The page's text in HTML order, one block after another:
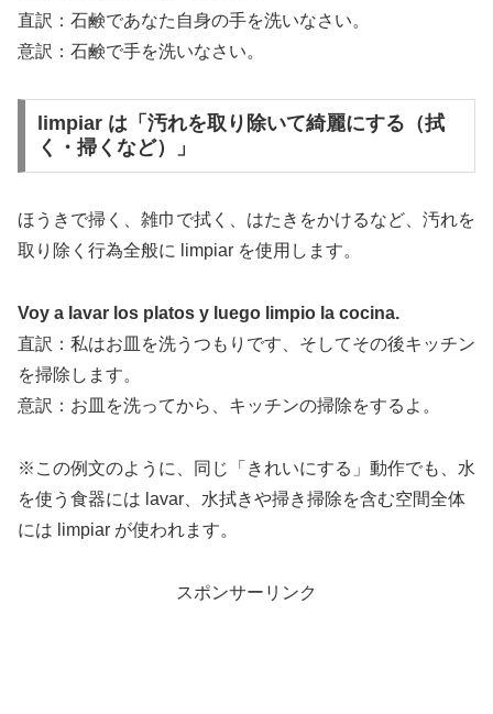
直訳：石鹸であなた自身の手を洗いなさい。
意訳：石鹸で手を洗いなさい。
limpiar は「汚れを取り除いて綺麗にする（拭
く・掃くなど）」
ほうきで掃く、雑巾で拭く、はたきをかけるなど、汚れを
取り除く行為全般に limpiar を使用します。
Voy a lavar los platos y luego limpio la cocina.
直訳：私はお皿を洗うつもりです、そしてその後キッチン
を掃除します。
意訳：お皿を洗ってから、キッチンの掃除をするよ。
※この例文のように、同じ「きれいにする」動作でも、水
を使う食器には lavar、水拭きや掃き掃除を含む空間全体
には limpiar が使われます。
スポンサーリンク